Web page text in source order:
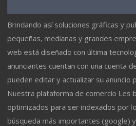
Brindando así soluciones gráficas y
pequeñas, medianas y grandes
web está diseñado con última
anunciantes cuentan con una cuenta
pueden editar y actualizar su anuncio
Nuestra plataforma de comercio Les
optimizados para ser indexados por
búsqueda más importantes (google)